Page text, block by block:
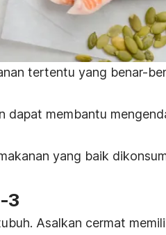
tertentu yang benar-
dapat membantu
yang baik
3
Asalkan cermat